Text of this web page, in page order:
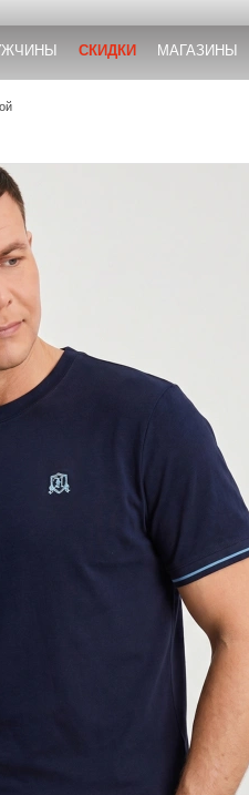
СКИДКИ МАГАЗИНЫ